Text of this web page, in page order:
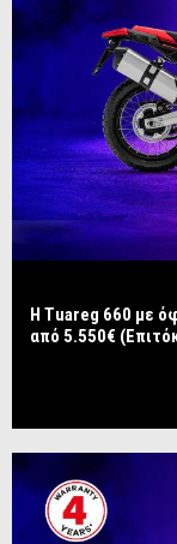
Η Tuareg 660 με
από 5.550€